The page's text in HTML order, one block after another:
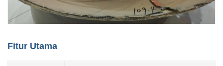
Fitur Utama